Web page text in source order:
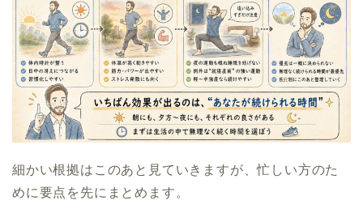
細かい根拠はこのあと見ていきますが、忙しい方のた
めに要点を先にまとめます。